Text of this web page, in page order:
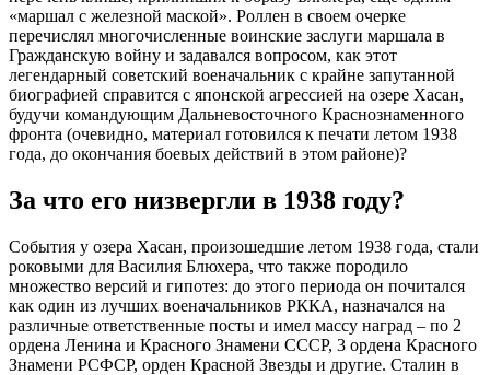
«маршал с железной маской». Роллен в своем очерке
перечислял многочисленные воинские заслуги маршала в
Гражданскую войну и задавался вопросом, как этот
легендарный советский военачальник с крайне запутанной
биографией справится с японской агрессией на озере Хасан,
будучи командующим Дальневосточного Краснознаменного
фронта (очевидно, материал готовился к печати летом 1938
года, до окончания боевых действий в этом районе)?
За что его низвергли в 1938 году?
События у озера Хасан, произошедшие летом 1938 года, стали
роковыми для Василия Блюхера, что также породило
множество версий и гипотез: до этого периода он почитался
как один из лучших военачальников РККА, назначался на
различные ответственные посты и имел массу наград – по 2
ордена Ленина и Красного Знамени СССР, 3 ордена Красного
Знамени РСФСР, орден Красной Звезды и другие. Сталин в